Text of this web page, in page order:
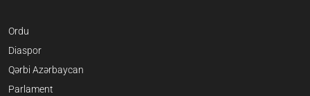
Ordu
Diaspor
Qərbi Azərbaycan
Parlament